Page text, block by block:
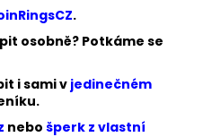
.
osobně? Potkáme se
i sami v jedinečném
nebo šperk z vlastní